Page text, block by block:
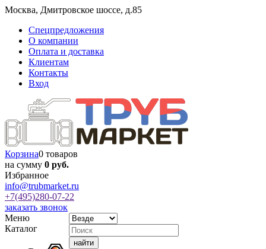
Москва, Дмитровское шоссе, д.85
Спецпредложения
О компании
Оплата и доставка
Клиентам
Контакты
Вход
Корзина0 товаров
на сумму 0 руб.
Избранное
info@trubmarket.ru
+7(495)280-07-22
заказать звонок
Меню
Каталог